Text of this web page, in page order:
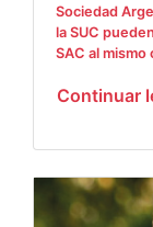
Sociedad
la SUC
SAC al
Continuar